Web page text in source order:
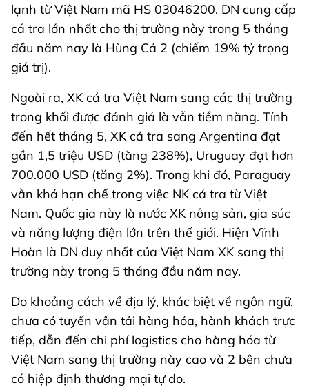
lạnh từ Việt Nam mã HS 03046200. DN cung cấp
cá tra lớn nhất cho thị trường này trong 5 tháng
đầu năm nay là Hùng Cá 2 (chiếm 19% tỷ trọng
giá trị).
Ngoài ra, XK cá tra Việt Nam sang các thị trường
trong khối được đánh giá là vẫn tiềm năng. Tính
đến hết tháng 5, XK cá tra sang Argentina đạt
gần 1,5 triệu USD (tăng 238%), Uruguay đạt hơn
700.000 USD (tăng 2%). Trong khi đó, Paraguay
vẫn khá hạn chế trong việc NK cá tra từ Việt
Nam. Quốc gia này là nước XK nông sản, gia súc
và năng lượng điện lớn trên thế giới. Hiện Vĩnh
Hoàn là DN duy nhất của Việt Nam XK sang thị
trường này trong 5 tháng đầu năm nay.
Do khoảng cách về địa lý, khác biệt về ngôn ngữ,
chưa có tuyến vận tải hàng hóa, hành khách trực
tiếp, dẫn đến chi phí logistics cho hàng hóa từ
Việt Nam sang thị trường này cao và 2 bên chưa
có hiệp định thương mại tự do.